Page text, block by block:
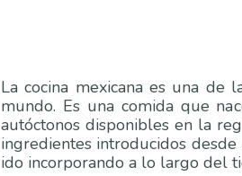
La cocina mexicana es una de
mundo. Es una comida que
autóctonos disponibles en la
ingredientes introducidos
ido incorporando a lo largo del